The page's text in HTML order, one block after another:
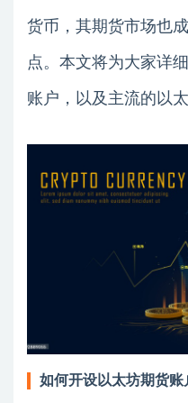
货币，其期货市场也
点。本文将为大家详
账户，以及主流的以
如何开设以太坊期货账